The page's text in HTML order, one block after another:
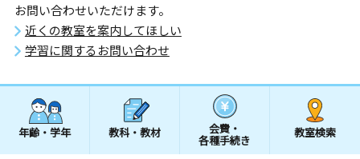
お問い合わせいただけます。
近くの教室を案内してほしい
学習に関するお問い合わせ
年齢・学年 教科・教材 会費・
各種手続き
教室検索